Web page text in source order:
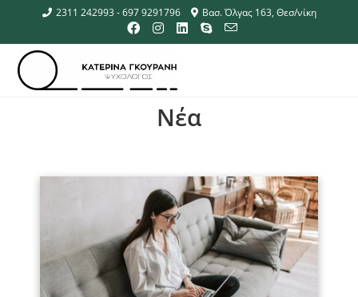
2311 242993 - 697 9291796 Βασ. Όλγας 163, Θεσ/νίκη
Νέα